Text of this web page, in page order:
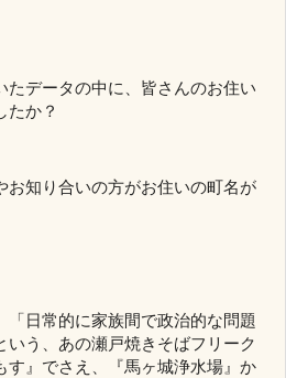
たデータの中に、皆さんのお住い
たか？
お知り合いの方がお住いの町名が
「日常的に家族間で政治的な問題
いう、あの瀬戸焼きそばフリーク
す』でさえ、『馬ヶ城浄水場』か